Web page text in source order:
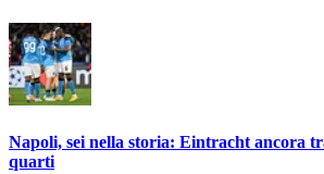
Napoli, sei nella storia: Eintracht ancora
quarti